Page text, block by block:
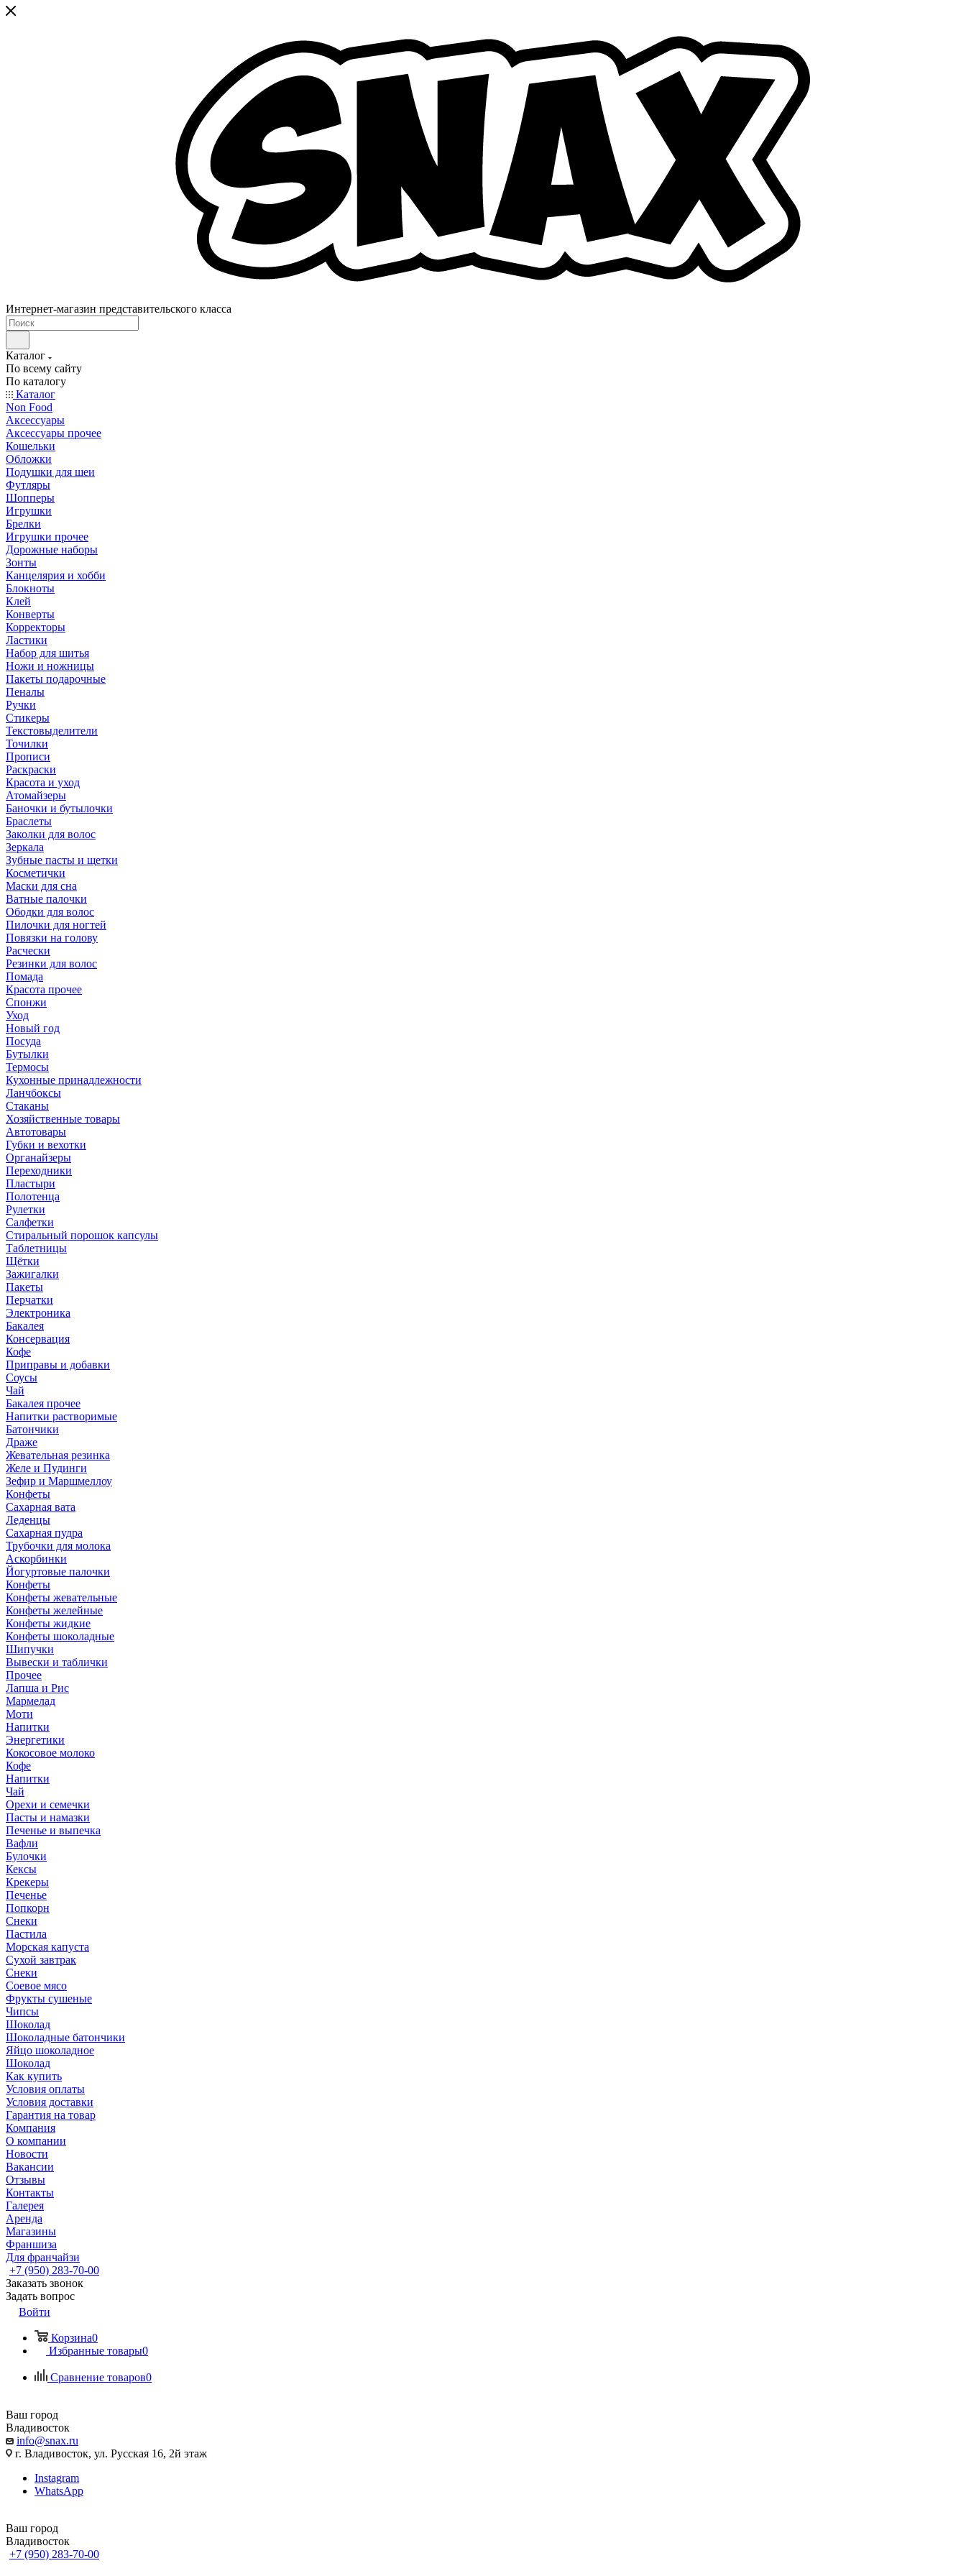
Интернет-магазин представительского класса
Каталог
По всему сайту
По каталогу
Каталог
Non Food
Аксессуары
Аксессуары прочее
Кошельки
Обложки
Подушки для шеи
Футляры
Шопперы
Игрушки
Брелки
Игрушки прочее
Дорожные наборы
Зонты
Канцелярия и хобби
Блокноты
Клей
Конверты
Корректоры
Ластики
Набор для шитья
Ножи и ножницы
Пакеты подарочные
Пеналы
Ручки
Стикеры
Текстовыделители
Точилки
Прописи
Раскраски
Красота и уход
Атомайзеры
Баночки и бутылочки
Браслеты
Заколки для волос
Зеркала
Зубные пасты и щетки
Косметички
Маски для сна
Ватные палочки
Ободки для волос
Пилочки для ногтей
Повязки на голову
Расчески
Резинки для волос
Помада
Красота прочее
Спонжи
Уход
Новый год
Посуда
Бутылки
Термосы
Кухонные принадлежности
Ланчбоксы
Стаканы
Хозяйственные товары
Автотовары
Губки и вехотки
Органайзеры
Переходники
Пластыри
Полотенца
Рулетки
Салфетки
Стиральный порошок капсулы
Таблетницы
Щётки
Зажигалки
Пакеты
Перчатки
Электроника
Бакалея
Консервация
Кофе
Приправы и добавки
Соусы
Чай
Бакалея прочее
Напитки растворимые
Батончики
Драже
Жевательная резинка
Желе и Пудинги
Зефир и Маршмеллоу
Конфеты
Сахарная вата
Леденцы
Сахарная пудра
Трубочки для молока
Аскорбинки
Йогуртовые палочки
Конфеты
Конфеты жевательные
Конфеты желейные
Конфеты жидкие
Конфеты шоколадные
Шипучки
Вывески и таблички
Прочее
Лапша и Рис
Мармелад
Моти
Напитки
Энергетики
Кокосовое молоко
Кофе
Напитки
Чай
Орехи и семечки
Пасты и намазки
Печенье и выпечка
Вафли
Булочки
Кексы
Крекеры
Печенье
Попкорн
Снеки
Пастила
Морская капуста
Сухой завтрак
Снеки
Соевое мясо
Фрукты сушеные
Чипсы
Шоколад
Шоколадные батончики
Яйцо шоколадное
Шоколад
Как купить
Условия оплаты
Условия доставки
Гарантия на товар
Компания
О компании
Новости
Вакансии
Отзывы
Контакты
Галерея
Аренда
Магазины
Франшиза
Для франчайзи
+7 (950) 283-70-00
Заказать звонок
Задать вопрос
Войти
Корзина0
Избранные товары0
Сравнение товаров0
Ваш город
Владивосток
info@snax.ru
г. Владивосток, ул. Русская 16, 2й этаж
Instagram
WhatsApp
Ваш город
Владивосток
+7 (950) 283-70-00